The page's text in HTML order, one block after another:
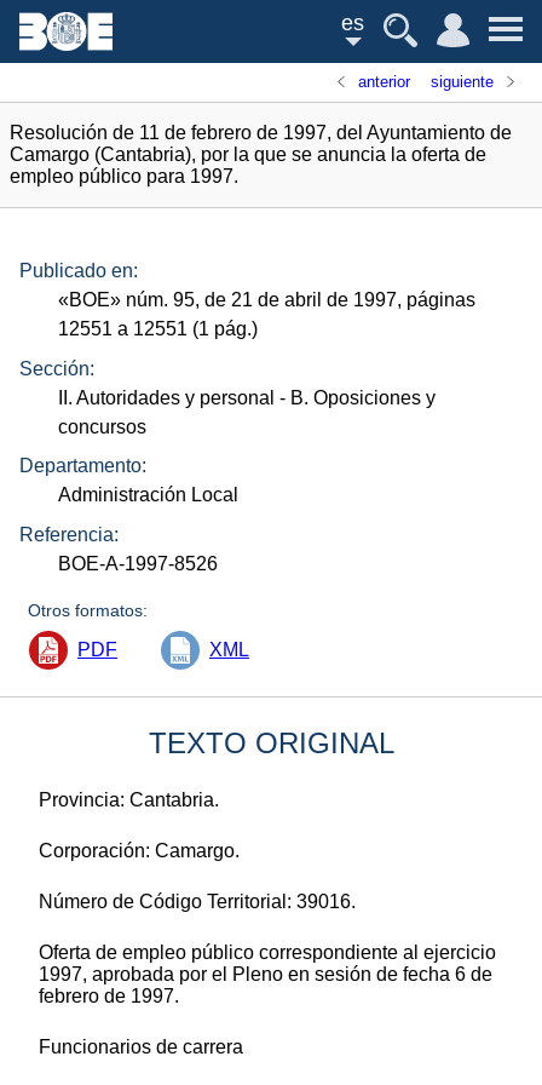
es
anterior siguiente
Resolución de 11 de febrero de 1997, del Ayuntamiento de
Camargo (Cantabria), por la que se anuncia la oferta de
empleo público para 1997.
Publicado en:
«BOE» núm. 95, de 21 de abril de 1997, páginas
12551 a 12551 (1 pág.)
Sección:
II. Autoridades y personal - B. Oposiciones y
concursos
Departamento:
Administración Local
Referencia:
BOE-A-1997-8526
Otros formatos:
PDF XML
TEXTO ORIGINAL
Provincia: Cantabria.
Corporación: Camargo.
Número de Código Territorial: 39016.
Oferta de empleo público correspondiente al ejercicio
1997, aprobada por el Pleno en sesión de fecha 6 de
febrero de 1997.
Funcionarios de carrera